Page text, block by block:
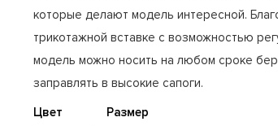
которые делают модель интересной.
трикотажной вставке с возможностью
модель можно носить на любом сроке
заправлять в высокие сапоги.
Цвет
Размер